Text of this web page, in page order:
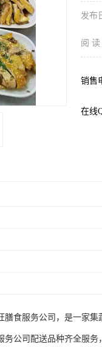
发布
阅 读
销售
在线
食服务公司，是一家
公司配送品种齐全服务